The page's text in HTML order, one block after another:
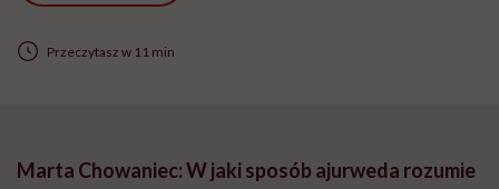
Przeczytasz w 11 min
Marta Chowaniec: W jaki sposób ajurweda rozumie